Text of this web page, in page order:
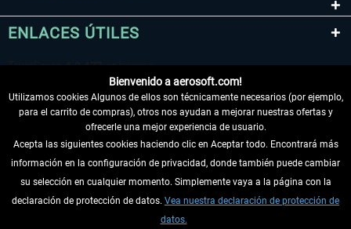
ENLACES ÚTILES
DESISTIR DEL CONTRATO
INFORMACIÓN
Bienvenido a aerosoft.com!
Utilizamos cookies Algunos de ellos son técnicamente necesarios (por ejemplo,
para el carrito de compras), otros nos ayudan a mejorar nuestras ofertas y
ofrecerle una mejor experiencia de usuario.
Acepta las siguientes cookies haciendo clic en Aceptar todo. Encontrará más
información en la configuración de privacidad, donde también puede cambiar
su selección en cualquier momento. Simplemente vaya a la página con la
declaración de protección de datos. Vea nuestra declaración de protección de
datos.